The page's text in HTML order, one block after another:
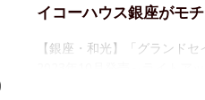
イコーハウス銀座がモ
【銀座・和光】「グランド
座から着想を得た、ラグジ